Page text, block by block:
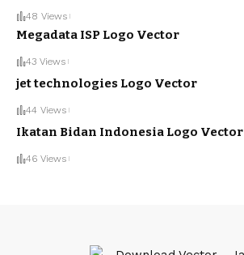
48 Views
Megadata ISP Logo Vector
43 Views
jet technologies Logo Vector
44 Views
Ikatan Bidan Indonesia Logo Vector
46 Views